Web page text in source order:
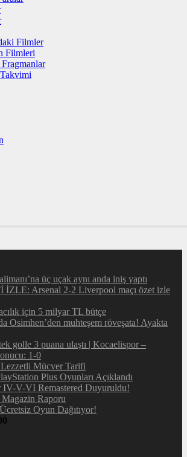
Filmler
Filmleri
üç uçak aynı anda iniş yaptı
Arsenal 2-2 Liverpool maçı özet izle
için 5 milyar TL bütçe
Osimhen’den muhteşem röveşata! Ayakta
golle 3 puana ulaştı | Kocaelispor –
1-0
Mücver Tarifi
Plus Oyunları Açıklandı
IV-V-VI Remastered Duyuruldu!
Raporu
Oyun Dağıtıyor!